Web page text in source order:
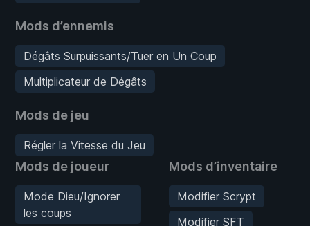
Mods d’ennemis
Dégâts Surpuissants/Tuer en Un Coup
Multiplicateur de Dégâts
Mods de jeu
Régler la Vitesse du Jeu
Mods de joueur
Mode Dieu/Ignorer
les coups
Mods d’inventaire
Modifier Scrypt
Modifier SFT